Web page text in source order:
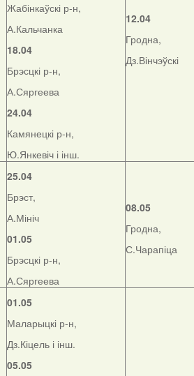
Жабінкаўскі р-н,
А.Кальчанка
18.04
Брэсцкі р-н,
А.Сяргеева
24.04
Камянецкі р-н,
Ю.Янкевіч і інш.
12.04
Гродна,
Дз.Вінчэўскі
25.04
Брэст,
А.Мініч
01.05
Брэсцкі р-н,
А.Сяргеева
08.05
Гродна,
С.Чарапіца
01.05
Маларыцкі р-н,
Дз.Кіцель і інш.
05.05